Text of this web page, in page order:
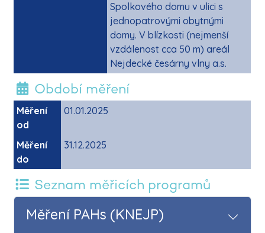
Spolkového domu v ulici s
jednopatrovými obytnými
domy. V blízkosti (nejmenší
vzdálenost cca 50 m) areál
Nejdecké česárny vlny a.s.
Období měření
Měření
od
01.01.2025
Měření
do
31.12.2025
Seznam měřicích programů
Měření PAHs (KNEJP)